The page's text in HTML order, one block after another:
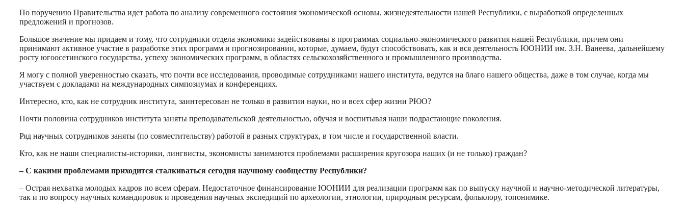
По поручению Правительства идет работа по анализу современного состояния экономической основы, жизнедеятельности нашей Республики, с выработкой определенных
предложений и прогнозов.
Большое значение мы придаем и тому, что сотрудники отдела экономики задействованы в программах социально-экономического развития нашей Республики, причем они
принимают активное участие в разработке этих программ и прогнозировании, которые, думаем, будут способствовать, как и вся деятельность ЮОНИИ им. З.Н. Ванеева, дальнейшему
росту югоосетинского государства, успеху экономических программ, в областях сельскохозяйственного и промышленного производства.
Я могу с полной уверенностью сказать, что почти все исследования, проводимые сотрудниками нашего института, ведутся на благо нашего общества, даже в том случае, когда мы
участвуем с докладами на международных симпозиумах и конференциях.
Интересно, кто, как не сотрудник института, заинтересован не только в развитии науки, но и всех сфер жизни РЮО?
Почти половина сотрудников института заняты преподавательской деятельностью, обучая и воспитывая наши подрастающие поколения.
Ряд научных сотрудников заняты (по совместительству) работой в разных структурах, в том числе и государственной власти.
Кто, как не наши специалисты-историки, лингвисты, экономисты занимаются проблемами расширения кругозора наших (и не только) граждан?
– С какими проблемами приходится сталкиваться сегодня научному сообществу Республики?
– Острая нехватка молодых кадров по всем сферам. Недостаточное финансирование ЮОНИИ для реализации программ как по выпуску научной и научно-методической литературы,
так и по вопросу научных командировок и проведения научных экспедиций по археологии, этнологии, природным ресурсам, фольклору, топонимике.